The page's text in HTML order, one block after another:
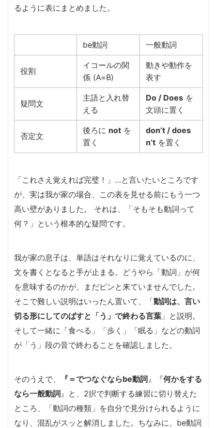
るように表にまとめました。
be動詞 一般動詞
役割
イコールの関
係 (A=B)
動きや動作を
表す
疑問文
主語と入れ替
える
Do / Does を
文頭に置く
否定文
後ろに not を
置く
don’t / does
n’t を置く
「これさえ覚えれば完璧！」…と言いたいところです
が、実は我が家の場合、この表を見せる前にもう一つ
高い壁がありました。 それは、「そもそも動詞って
何？」という根本的な疑問です。
我が家の息子は、単語はそれなりに覚えているのに、
文を書くとなると手が止まる。どうやら「動詞」が何
を意味するのかが、まだピンと来ていませんでした。
そこで難しい説明はいったん置いて、「動詞は、言い
切る形にしてのばすと「う」で終わる言葉 」と説明。
そして一緒に「食べる」「歩く」「眠る」などの動詞
が「う」段の音で終わることを確認しました。
そのうえで、 『＝でつなぐならbe動詞 』『何かをする
なら一般動詞 』と、2択で判断する練習に切り替えた
ところ、「動詞の種類」を自分で見分けられるように
なり、混乱がスッと解消しました。ちなみに、be動詞